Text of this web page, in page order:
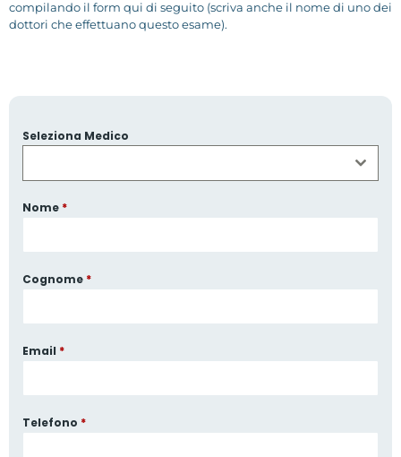
compilando il form qui di seguito (scriva anche il nome di uno dei
dottori che effettuano questo esame).
Seleziona Medico
Nome *
Cognome *
Email *
Telefono *